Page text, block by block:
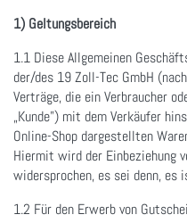
1) Geltungsbereich
1.1 Diese Allgemeinen
der/des 19 Zoll-Tec GmbH
Verträge, die ein Verbraucher
„Kunde”) mit dem Verkäufer
Online-Shop dargestellten
Hiermit wird der Einbeziehung
widersprochen, es sei denn,
1.2 Für den Erwerb von